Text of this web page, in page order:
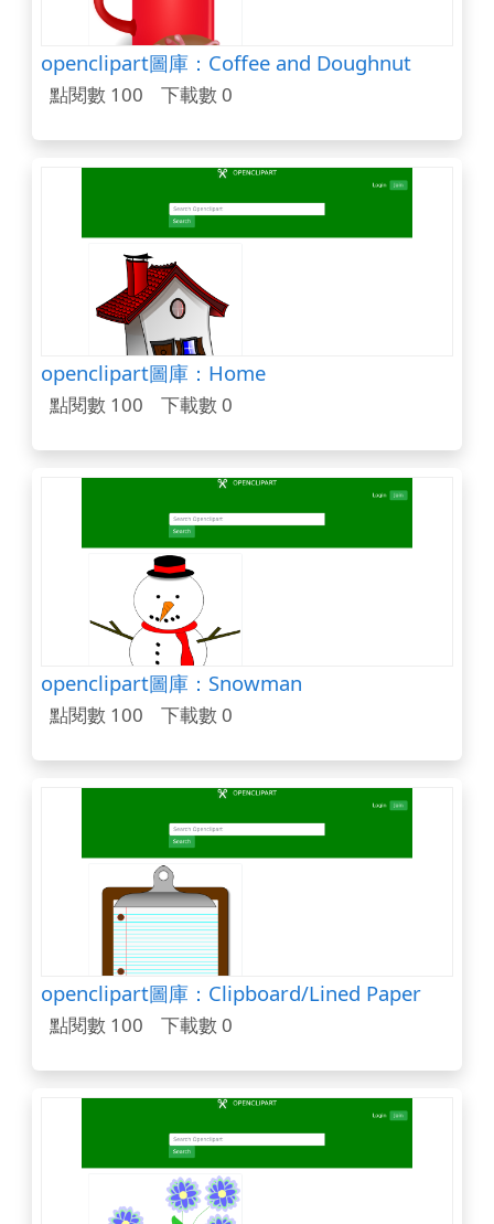
openclipart圖庫：Coffee and Doughnut
點閱數 100 下載數 0
openclipart圖庫：Home
點閱數 100 下載數 0
openclipart圖庫：Snowman
點閱數 100 下載數 0
openclipart圖庫：Clipboard/Lined Paper
點閱數 100 下載數 0